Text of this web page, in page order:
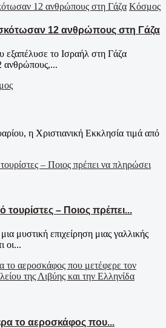
Κόσμος
12 ανθρώπους στη Γάζα
εξαπέλυσε το Ισραήλ στη Γάζα
ανθρώπους,...
η Χριστιανική Εκκλησία τιμά από
τουρίστες – Ποιος πρέπει...
μυστική επιχείρηση μιας γαλλικής
οι...
το αεροσκάφος που...